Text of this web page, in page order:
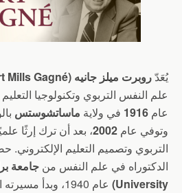
يُعَدّروبرت ميلز جانيه (Robert Mills Gagné)
علم النفس التربوي وتكنولوجيا
عام 1916 في ولاية ماساتشوستس
وتوفي عام 2002، بعد أن ترك إرثًا
التربوي وتصميم التعليم
الدكتوراه في علم النفس من
University) عام 1940، وبدأ مسيرته الأكاديمية كباحث في